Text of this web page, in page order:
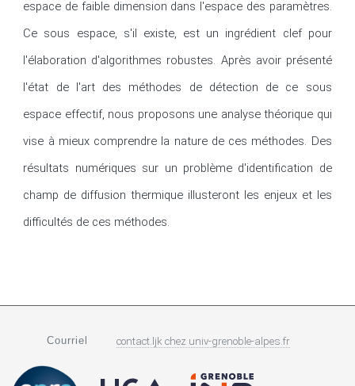
espace de faible dimension dans l'espace des paramètres.
Ce sous espace, s'il existe, est un ingrédient clef pour
l'élaboration d'algorithmes robustes. Après avoir présenté
l'état de l'art des méthodes de détection de ce sous
espace effectif, nous proposons une analyse théorique qui
vise à mieux comprendre la nature de ces méthodes. Des
résultats numériques sur un problème d'identification de
champ de diffusion thermique illusteront les enjeux et les
difficultés de ces méthodes.
Courriel contact.ljk chez univ-grenoble-alpes.fr